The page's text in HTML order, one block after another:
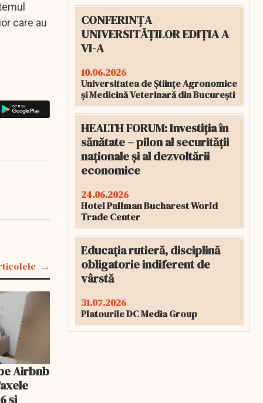
care au
Airbnb
și
CONFERINȚA
UNIVERSITĂȚILOR EDIȚIA A
VI-A
10.06.2026
Universitatea de Științe Agronomice
și Medicină Veterinară din București
HEALTH FORUM: Investiția în
sănătate – pilon al securității
naționale și al dezvoltării
economice
24.06.2026
Hotel Pullman Bucharest World
Trade Center
Educația rutieră, disciplină
obligatorie indiferent de
vârstă
31.07.2026
Platourile DC Media Group